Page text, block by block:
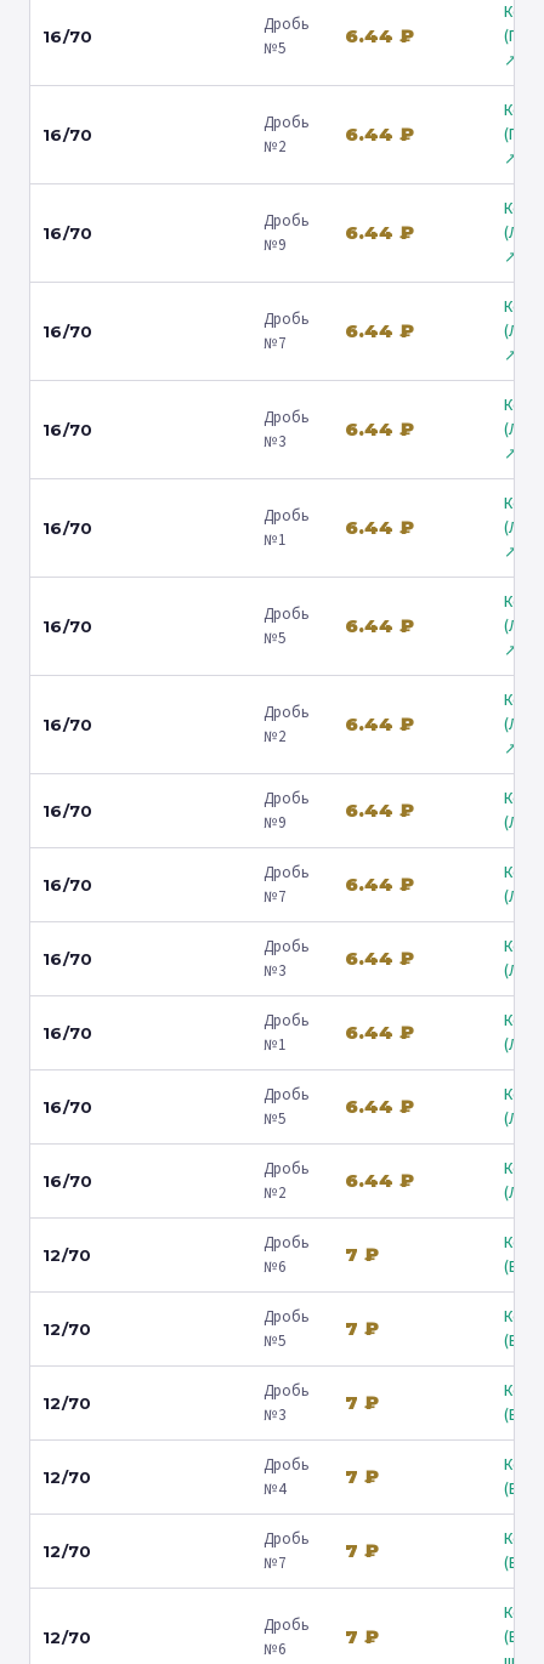
16/70
Дробь
№5
6.44 ₽
↗
16/70
Дробь
№2
6.44 ₽
↗
16/70
Дробь
№9
6.44 ₽
↗
16/70
Дробь
№7
6.44 ₽
↗
16/70
Дробь
№3
6.44 ₽
↗
16/70
Дробь
№1
6.44 ₽
↗
16/70
Дробь
№5
6.44 ₽
↗
16/70
Дробь
№2
6.44 ₽
↗
16/70
Дробь
№9
6.44 ₽
16/70
Дробь
№7
6.44 ₽
16/70
Дробь
№3
6.44 ₽
16/70
Дробь
№1
6.44 ₽
16/70
Дробь
№5
6.44 ₽
16/70
Дробь
№2
6.44 ₽
12/70
Дробь
№6
7 ₽
12/70
Дробь
№5
7 ₽
12/70
Дробь
№3
7 ₽
12/70
Дробь
№4
7 ₽
12/70
Дробь
№7
7 ₽
12/70
Дробь
№6
7 ₽